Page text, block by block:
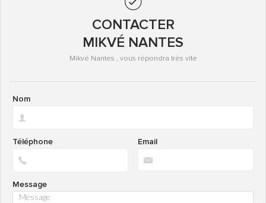
CONTACTER
MIKVÉ NANTES
Mikvé Nantes , vous répondra très vite
Nom
Email
Téléphone
Message